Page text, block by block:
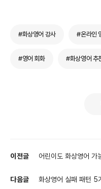
#화상영어 강사 #온라인
#영어 회화 #화상영어 추
이전글 어린이도 화상영어 가
다음글 화상영어 실패 패턴 5